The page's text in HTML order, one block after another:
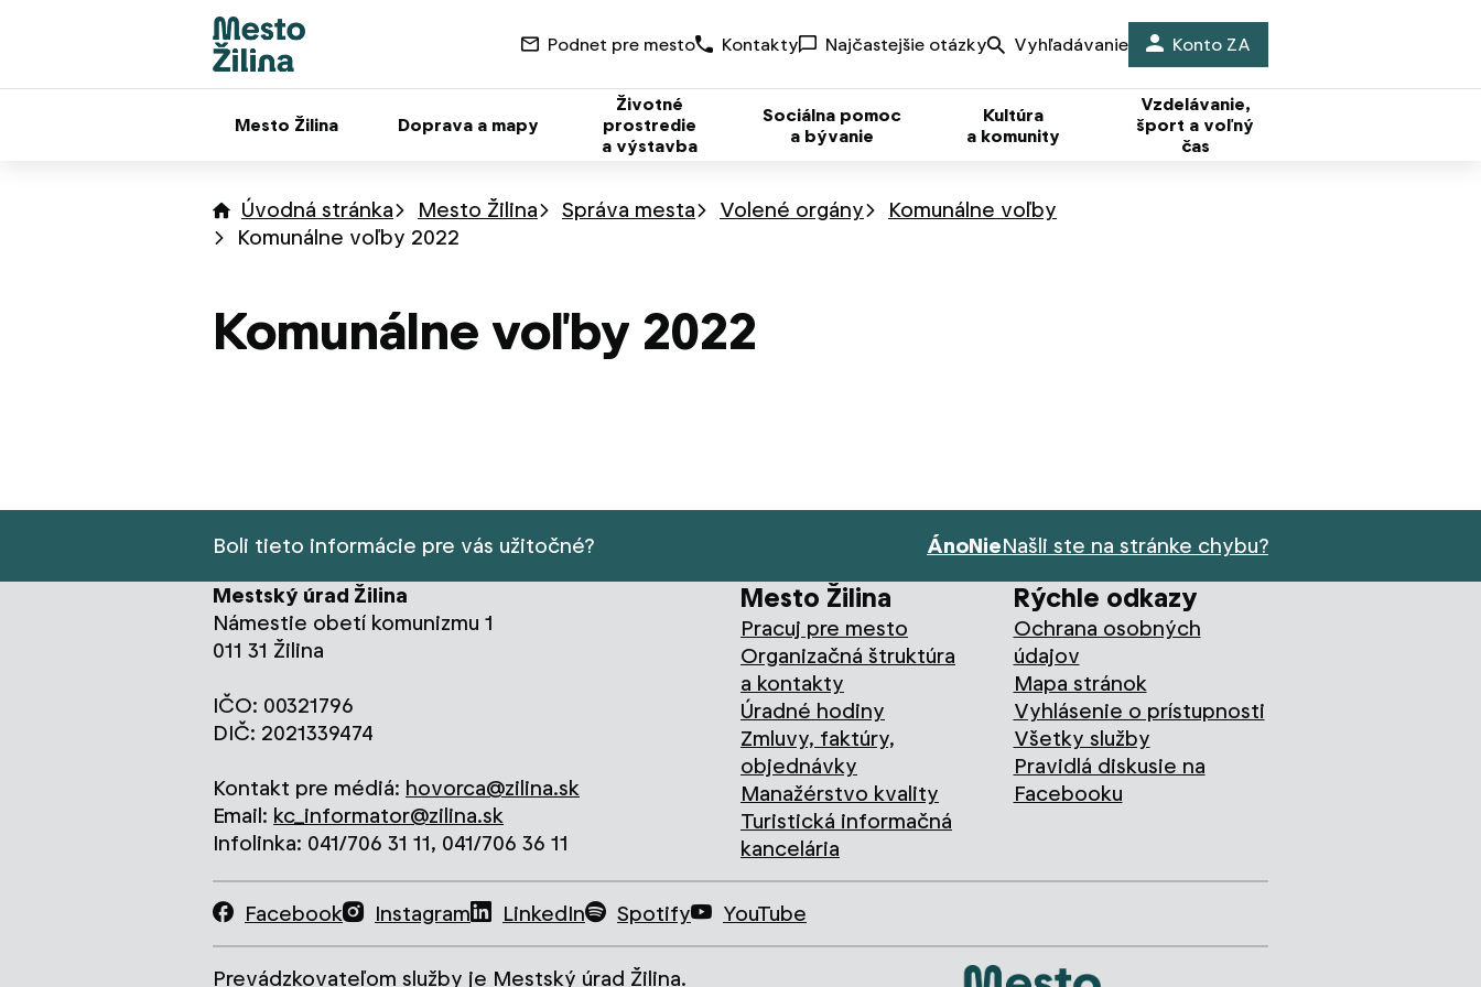
Podnet pre mesto Kontakty Najčastejšie otázky Vyhľadávanie Konto ZA
Mesto Žilina Doprava a mapy
Životné
prostredie
a výstavba
Sociálna pomoc
a bývanie
Kultúra
a komunity
Vzdelávanie,
šport a voľný
čas
Úvodná stránka Mesto Žilina Správa mesta Volené orgány
Komunálne voľby
Komunálne voľby 2022
Komunálne voľby 2022
Boli tieto informácie pre vás užitočné? ÁnoNieNašli ste na stránke chybu?
Mestský úrad Žilina
Námestie obetí komunizmu 1
011 31 Žilina
IČO: 00321796
DIČ: 2021339474
Kontakt pre médiá: hovorca@zilina.sk
Email: kc_informator@zilina.sk
Infolinka: 041/706 31 11, 041/706 36 11
Mesto Žilina
Pracuj pre mesto
Organizačná štruktúra
a kontakty
Úradné hodiny
Zmluvy, faktúry,
objednávky
Manažérstvo kvality
Turistická informačná
kancelária
Rýchle odkazy
Ochrana osobných
údajov
Mapa stránok
Vyhlásenie o prístupnosti
Všetky služby
Pravidlá diskusie na
Facebooku
Facebook Instagram LinkedIn Spotify YouTube
Prevádzkovateľom služby je Mestský úrad Žilina.